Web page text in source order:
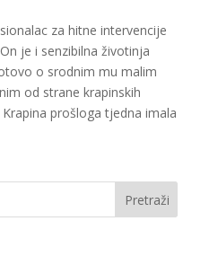
za hitne intervencije
je i senzibilna životinja
o srodnim mu malim
od strane krapinskih
prošloga tjedna imala